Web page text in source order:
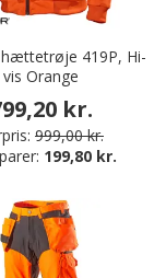
419P, Hi-
vis Orange
kr.
999,00 kr.
199,80 kr.